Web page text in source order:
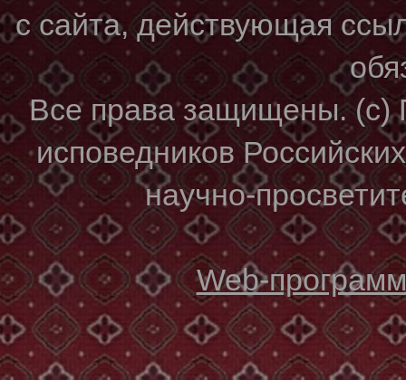
с сайта, действующая
Все права защищены. (с)
исповедников
научно-
Web-